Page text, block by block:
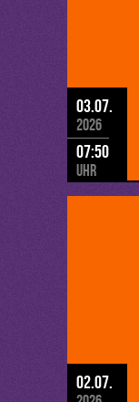
03.07.
2026
07:50
Uhr
02.07.